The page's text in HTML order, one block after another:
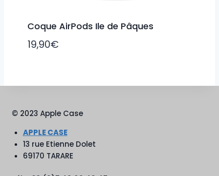
Coque AirPods Ile de Pâques
19,90€
© 2023 Apple Case
APPLE CASE
13 rue Etienne Dolet
69170 TARARE